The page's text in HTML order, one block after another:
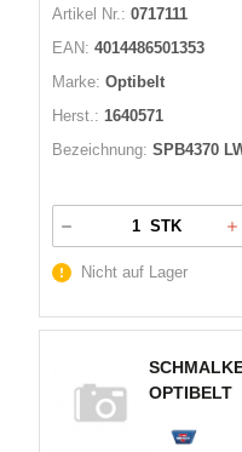
Artikel Nr.: 0717111
EAN: 4014486501353
Marke: Optibelt
Herst.: 1640571
Bezeichnung: SPB4370
STK
Nicht auf Lager
OPTIBELT